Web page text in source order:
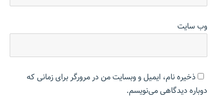
وب‌ سایت
ذخیره نام، ایمیل و وبسایت من در مرورگر برای زمانی که
دوباره دیدگاهی می‌نویسم.